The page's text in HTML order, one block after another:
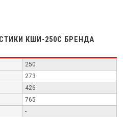
КШИ-250С БРЕНДА
250
273
426
765
-